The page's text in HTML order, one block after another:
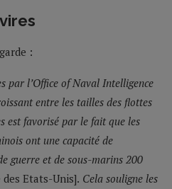
:
par l’Office of Naval Intelligence
entre les tailles des flottes
est favorisé par le fait que les
ont une capacité de
guerre et de sous-marins 200
Etats-Unis]. Cela souligne les